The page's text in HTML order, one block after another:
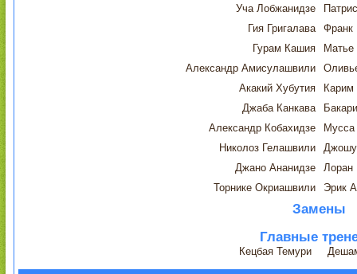
Уча Лобжанидзе
Гия Григалава
Франк
Гурам Кашия
Матье
Александр Амисулашвили
Акакий Хубутия
Карим
Джаба Канкава
Александр Кобахидзе
Мусса
Николоз Гелашвили
Джано Ананидзе
Лоран
Торнике Окриашвили
Эрик
Замены
Главные
Кецбая Темури